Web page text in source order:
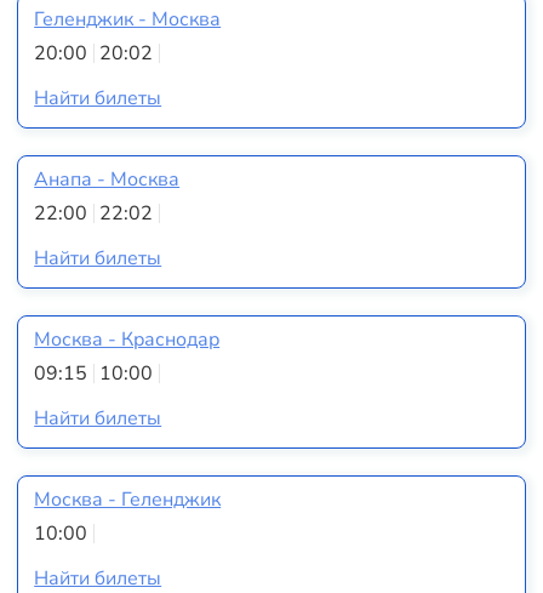
Геленджик - Москва
20:00 20:02
Найти билеты
Анапа - Москва
22:00 22:02
Найти билеты
Москва - Краснодар
09:15 10:00
Найти билеты
Москва - Геленджик
10:00
Найти билеты